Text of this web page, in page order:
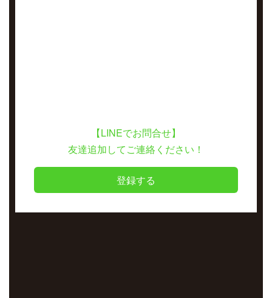
【LINEでお問合せ】
友達追加してご連絡ください！
登録する